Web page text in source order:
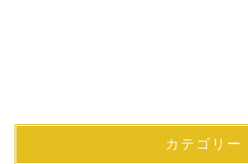
カテゴリー